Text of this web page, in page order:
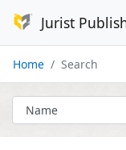
Jurist
Home Search